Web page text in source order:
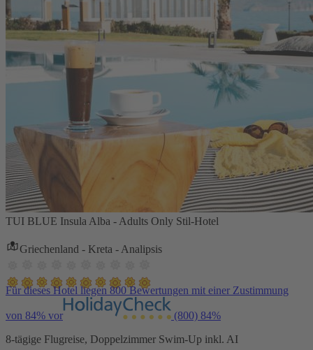
TUI BLUE Insula Alba - Adults Only Stil-Hotel
Griechenland - Kreta - Analipsis
Für dieses Hotel liegen 800 Bewertungen mit einer Zustimmung
von 84% vor (800) 84%
8-tägige Flugreise, Doppelzimmer Swim-Up inkl. AI